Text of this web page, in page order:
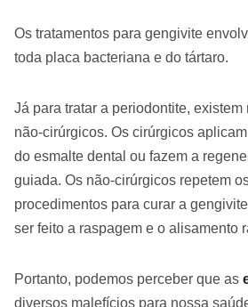
Os tratamentos para gengivite
toda placa bacteriana e do tártaro.
Já para tratar a periodontite,
não-cirúrgicos. Os cirúrgicos
do esmalte dental ou fazem a
guiada. Os não-cirúrgicos repetem
procedimentos para curar a
ser feito a raspagem e o alisamento
Portanto, podemos perceber que as
diversos malefícios para nossa